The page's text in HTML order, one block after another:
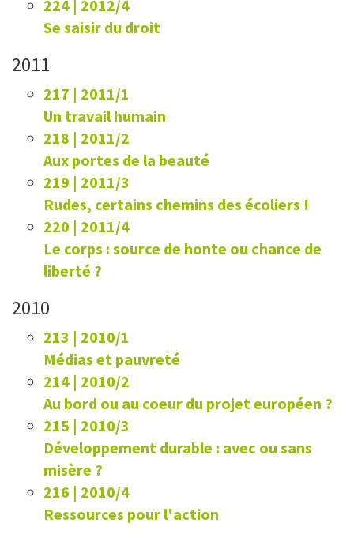
224 | 2012/4
Se saisir du droit
2011
217 | 2011/1
Un travail humain
218 | 2011/2
Aux portes de la beauté
219 | 2011/3
Rudes, certains chemins des écoliers !
220 | 2011/4
Le corps : source de honte ou chance de
liberté ?
2010
213 | 2010/1
Médias et pauvreté
214 | 2010/2
Au bord ou au coeur du projet européen ?
215 | 2010/3
Développement durable : avec ou sans
misère ?
216 | 2010/4
Ressources pour l'action